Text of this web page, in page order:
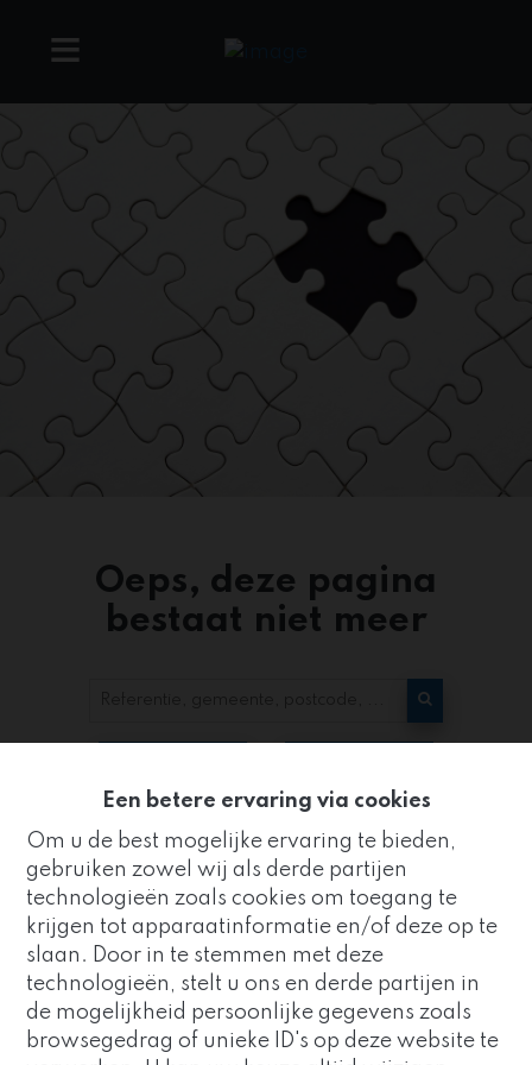
Een betere ervaring via cookies
Om u de best mogelijke ervaring te bieden,
gebruiken zowel wij als derde partijen
technologieën zoals cookies om toegang te
krijgen tot apparaatinformatie en/of deze op te
slaan. Door in te stemmen met deze
technologieën, stelt u ons en derde partijen in
de mogelijkheid persoonlijke gegevens zoals
browsegedrag of unieke ID's op deze website te
Oeps, deze pagina
bestaat niet meer
Kantoor
ZUIDRAND
Strijderstraat 8
Goed nieuws!